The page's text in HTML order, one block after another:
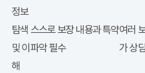
정보
탐색
및 이
해
스스로 보장 내용과 특약
파악 필수
여러
가 상